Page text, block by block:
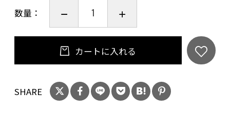
数量：
カートに入れる
SHARE